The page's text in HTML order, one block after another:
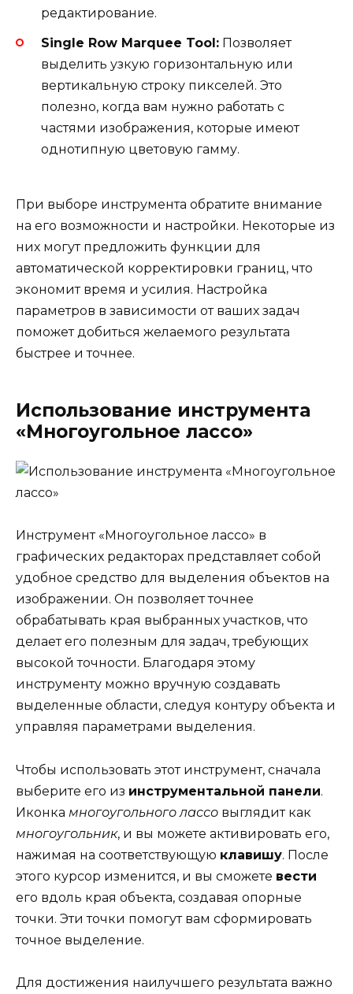
редактирование.
Single Row Marquee Tool: Позволяет
выделить узкую горизонтальную или
вертикальную строку пикселей. Это
полезно, когда вам нужно работать с
частями изображения, которые имеют
однотипную цветовую гамму.
При выборе инструмента обратите внимание
на его возможности и настройки. Некоторые из
них могут предложить функции для
автоматической корректировки границ, что
экономит время и усилия. Настройка
параметров в зависимости от ваших задач
поможет добиться желаемого результата
быстрее и точнее.
Использование инструмента
«Многоугольное лассо»
Инструмент «Многоугольное лассо» в
графических редакторах представляет собой
удобное средство для выделения объектов на
изображении. Он позволяет точнее
обрабатывать края выбранных участков, что
делает его полезным для задач, требующих
высокой точности. Благодаря этому
инструменту можно вручную создавать
выделенные области, следуя контуру объекта и
управляя параметрами выделения.
Чтобы использовать этот инструмент, сначала
выберите его из инструментальной панели.
Иконка многоугольного лассо выглядит как
многоугольник, и вы можете активировать его,
нажимая на соответствующую клавишу. После
этого курсор изменится, и вы сможете вести
его вдоль края объекта, создавая опорные
точки. Эти точки помогут вам сформировать
точное выделение.
Для достижения наилучшего результата важно